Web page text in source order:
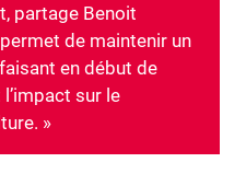
partage Benoit
de maintenir un
en début de
sur le
»